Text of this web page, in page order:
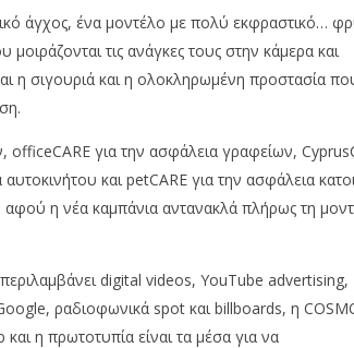
15
Ιουνίου,
2026
Cyprus
Insurance
άγχος, ένα μοντέλο με πολύ εκφραστικό…
τις ανάγκες τους στην κάμερα και
η σιγουριά και η ολοκληρωμένη προστασία
officeCARE για την ασφάλεια γραφείων,
και petCARE για την ασφάλεια
η νέα καμπάνια αντανακλά πλήρως τη
digital videos, YouTube advertising,
ραδιοφωνικά spot και billboards, η
η πρωτοτυπία είναι τα μέσα για να